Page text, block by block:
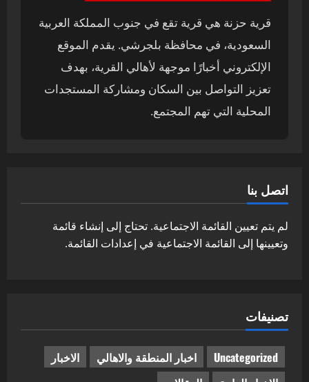
قرية حزنة هي قرية تقع في جنوب المملكة العربية
السعودية، في محافظة بلجرشي. يقدم الموقع
الإلكتروني أخبارًا موجهة لأهالي القرية، بهدف
تعزيز التواصل بين السكان ومشاركة المستجدات
المحلية التي تهم المجتمع.
اتصل بنا
لم يتم تعيين القائمة الاجتماعية. تحتاج إلى إنشاء قائمة
وتعيينها إلى القائمة الاجتماعية في إعدادات القائمة.
تصنيفات
Uncategorized اخبار المنطقة والاهالي
الاخبار